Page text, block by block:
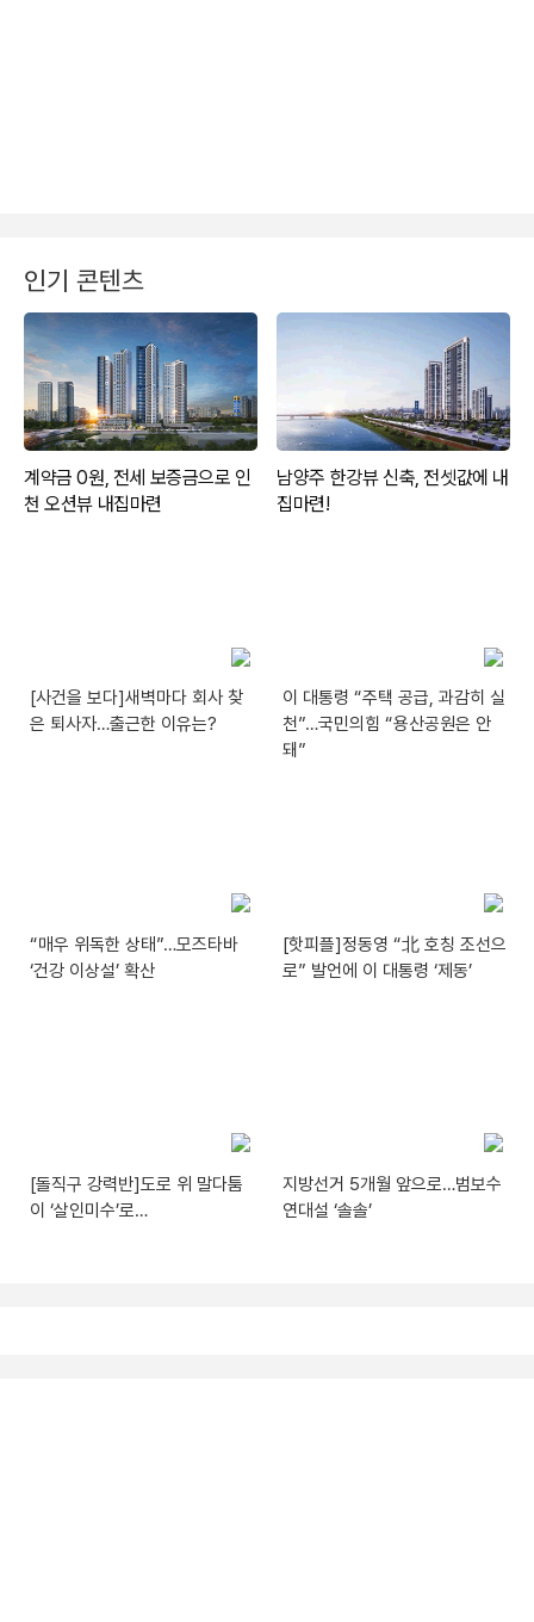
인기 콘텐츠
[사건을 보다]새벽마다 회사 찾
은 퇴사자…출근한 이유는?
이 대통령 “주택 공급, 과감히 실
천”…국민의힘 “용산공원은 안
돼”
“매우 위독한 상태”…모즈타바
‘건강 이상설’ 확산
[핫피플]정동영 “北 호칭 조선으
로” 발언에 이 대통령 ‘제동’
[돌직구 강력반]도로 위 말다툼
이 ‘살인미수’로…
지방선거 5개월 앞으로…범보수
연대설 ‘솔솔’